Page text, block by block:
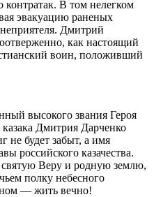
контратак. В том нелегком
эвакуацию раненых
Дмитрий
как настоящий
воин, положивший
высокого звания Героя
Дмитрия Дарченко
не будет забыт, а имя
российского казачества.
Веру и родную землю,
полку небесного
— жить вечно!